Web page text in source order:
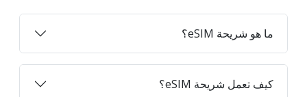
ما هو شريحة eSIM؟
كيف تعمل شريحة eSIM؟